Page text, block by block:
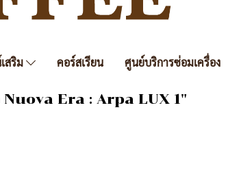
สริม คอร์สเรียน ศูนย์บริการซ่อมเครื่อง
Era : Arpa LUX 1"